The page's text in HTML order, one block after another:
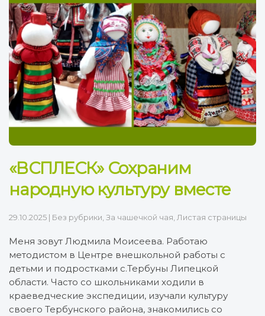
«ВСПЛЕСК» Сохраним
народную культуру вместе
29.10.2025 | Без рубрики, За чашечкой чая, Листая страницы
Меня зовут Людмила Моисеева. Работаю
методистом в Центре внешкольной работы с
детьми и подростками с.Тербуны Липецкой
области. Часто со школьниками ходили в
краеведческие экспедиции, изучали культуру
своего Тербунского района, знакомились со